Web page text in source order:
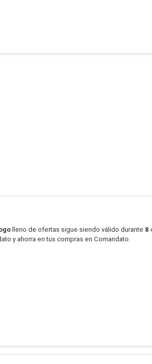
lleno de ofertas sigue siendo válido durante 8
y ahorra en tus compras en Comandato.